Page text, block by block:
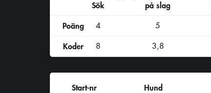
Sök
på slag
Poäng
4 5
Koder
8 3,8
Start-nr Hund